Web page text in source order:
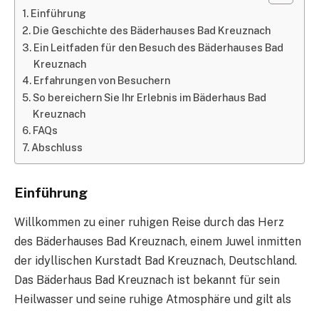
Einführung
Die Geschichte des Bäderhauses Bad Kreuznach
Ein Leitfaden für den Besuch des Bäderhauses Bad
Kreuznach
Erfahrungen von Besuchern
So bereichern Sie Ihr Erlebnis im Bäderhaus Bad
Kreuznach
FAQs
Abschluss
Einführung
Willkommen zu einer ruhigen Reise durch das Herz
des Bäderhauses Bad Kreuznach, einem Juwel inmitten
der idyllischen Kurstadt Bad Kreuznach, Deutschland.
Das Bäderhaus Bad Kreuznach ist bekannt für sein
Heilwasser und seine ruhige Atmosphäre und gilt als